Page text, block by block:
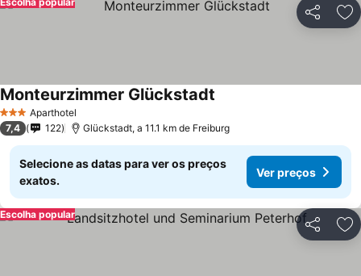
Partilhar
3 EstrelasAparthotel
Monteurzimmer Glückstadt
7,4 122 Glückstadt, a 11.1 km de Freiburg
Selecione as datas para ver os preços
exatos.
Ver preços
Partilhar
Escolha popular